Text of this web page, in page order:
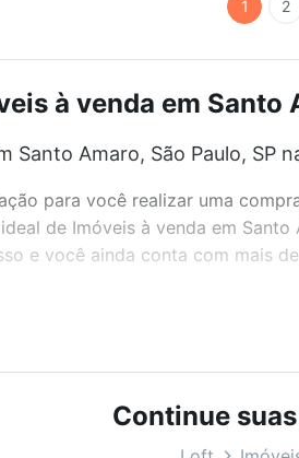
1 2
à venda em Santo
Santo Amaro, São Paulo, SP
para você realizar uma
de Imóveis à venda em
e você ainda conta com mais
perfeitamente com o preço,
SP ideal para você na Loft.
Amaro, São Paulo, SP?
Continue